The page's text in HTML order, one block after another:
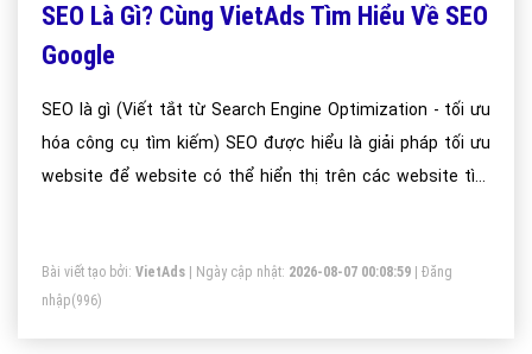
SEO Là Gì? Cùng VietAds Tìm Hiểu Về SEO
Google
SEO là gì (Viết tắt từ Search Engine Optimization - tối ưu
hóa công cụ tìm kiếm) SEO được hiểu là giải pháp tối ưu
website để website có thể hiển thị trên các website tìm
Bài viết tạo bởi: VietAds | Ngày cập nhật: 2026-08-07 00:08:59
Đăng
nhập(996)